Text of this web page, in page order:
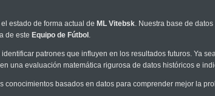
estado de forma actual de ML Vitebsk. Nuestra base de
de este Equipo de Fútbol .
patrones que influyen en los resultados futuros. Ya
una evaluación matemática rigurosa de datos históricos e
conocimientos basados en datos para comprender mejor la